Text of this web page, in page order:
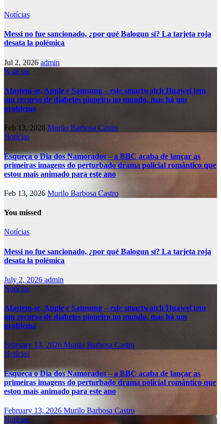
Notícias
Messi no fue sancionado, ¿por qué Balogun sí? La tarjeta roja
desata la polémica
Jul 2, 2026 admin
Notícias
Afastem-se, Apple e Samsung – este smartwatch Huawei tem
um recurso de diabetes pioneiro no mundo, mas há um
problema
Feb 13, 2026 Murilo Barbosa Castro
Notícias
Esqueça o Dia dos Namorados – a BBC acaba de lançar as
primeiras imagens do perturbado drama policial romântico que
estou mais animado para este ano
Feb 13, 2026 Murilo Barbosa Castro
You missed
Notícias
Messi no fue sancionado, ¿por qué Balogun sí? La tarjeta roja
desata la polémica
July 2, 2026 admin
Notícias
Afastem-se, Apple e Samsung – este smartwatch Huawei tem
um recurso de diabetes pioneiro no mundo, mas há um
problema
February 13, 2026 Murilo Barbosa Castro
Notícias
Esqueça o Dia dos Namorados – a BBC acaba de lançar as
primeiras imagens do perturbado drama policial romântico que
estou mais animado para este ano
February 13, 2026 Murilo Barbosa Castro
Notícias